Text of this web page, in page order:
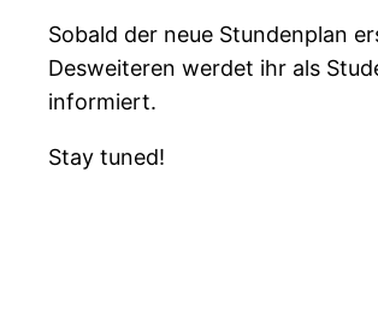
Sobald der neue Stundenplan
Desweiteren werdet ihr als
informiert.
Stay tuned!